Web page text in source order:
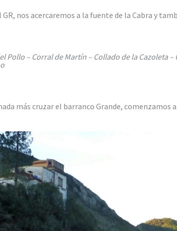
nos acercaremos a la fuente de la Cabra y
Pollo – Corral de Martín – Collado de la Cazoleta
más cruzar el barranco Grande, comenzamos